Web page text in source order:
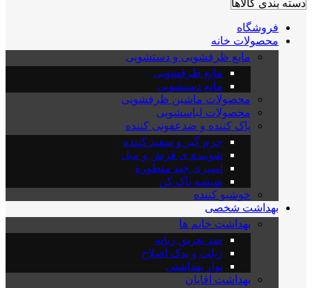
دسته بندی کالاها
فروشگاه
محصولات خانه
مایع ظرفشویی و دستشویی
مایع ظرفشویی
مایع دستشویی
محصولات ماشین ظرفشویی
محصولات لباسشویی
پاک کننده و ضدعفونی کننده
جرم گیر و سفید کننده
شوینده ی فرش و مبل
اسپری چند منظوره
شیشه پاک کن
خوشبو کننده
بهداشت شخصی
بهداشت خانم ها
ضد تعریق زنانه
ژیلت و یدک اصلاح
نوار بهداشتی
بهداشت اقایان